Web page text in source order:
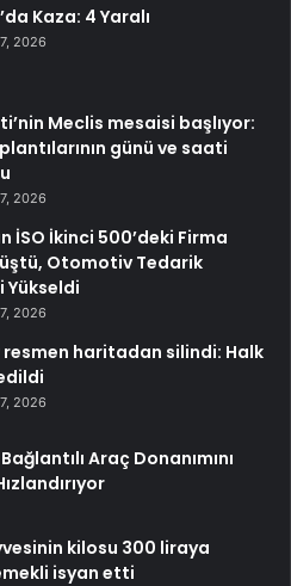
Kaza: 4 Yaralı
2026
Meclis mesaisi başlıyor:
günü ve saati
2026
İSO İkinci 500’deki Firma
Otomotiv Tedarik
Yükseldi
2026
resmen haritadan silindi: Halk
2026
Araç Donanımını
kilosu 300 liraya
isyan etti